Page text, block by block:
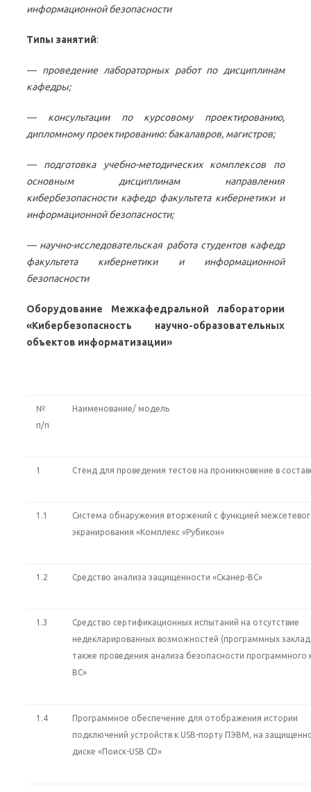
информационной безопасности
Типы занятий:
— проведение лабораторных работ по дисциплинам
кафедры;
— консультации по курсовому проектированию,
дипломному проектированию: бакалавров, магистров;
— подготовка учебно-методических комплексов по
основным дисциплинам направления
кибербезопасности кафедр факультета кибернетики и
информационной безопасности;
— научно-исследовательская работа студентов кафедр
факультета кибернетики и информационной
безопасности
Оборудование Межкафедральной лаборатории
«Кибербезопасность научно-образовательных
объектов информатизации»
№
п/п
Наименование/ модель
1 Стенд для проведения тестов на проникновение в
1.1
Система обнаружения вторжений с функцией
экранирования «Комплекс «Рубикон»
1.2 Средство анализа защищенности «Сканер-ВС»
1.3
Средство сертификационных испытаний на отсутствие
недекларированных возможностей (программных
также проведения анализа безопасности программного
ВС»
1.4
Программное обеспечение для отображения истории
подключений устройств к USB-порту ПЭВМ, на
диске «Поиск-USB CD»